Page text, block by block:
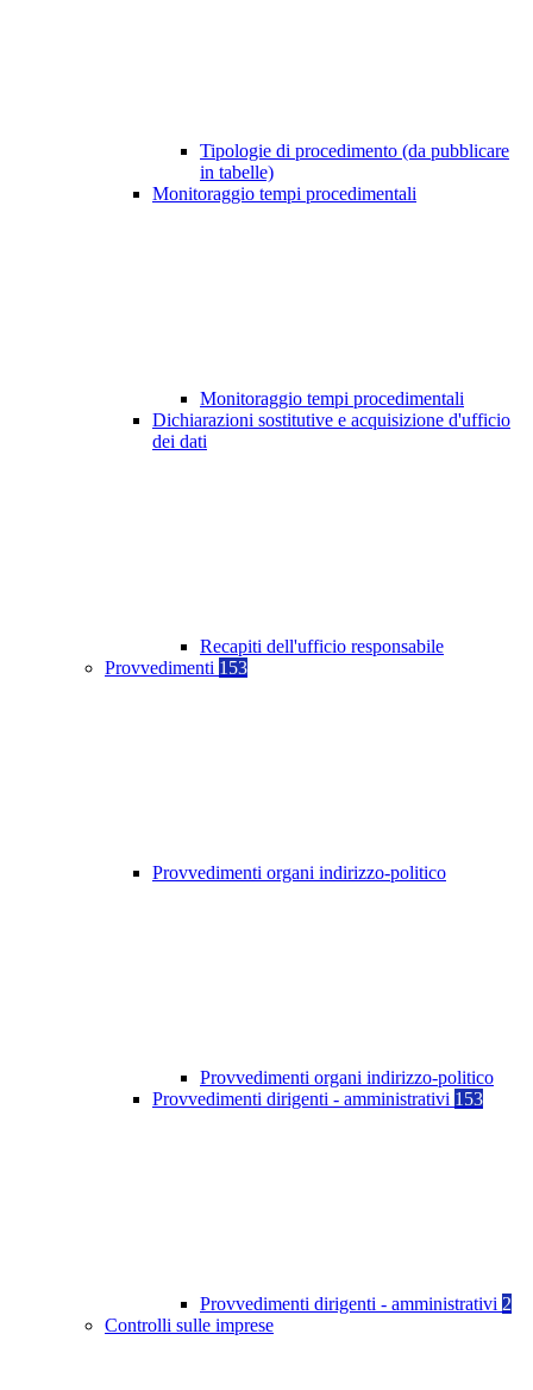
Tipologie di procedimento (da pubblicare
in tabelle)
Monitoraggio tempi procedimentali
Monitoraggio tempi procedimentali
Dichiarazioni sostitutive e acquisizione d'ufficio
dei dati
Recapiti dell'ufficio responsabile
Provvedimenti 153
Provvedimenti organi indirizzo-politico
Provvedimenti organi indirizzo-politico
Provvedimenti dirigenti - amministrativi 153
Provvedimenti dirigenti - amministrativi 2
Controlli sulle imprese